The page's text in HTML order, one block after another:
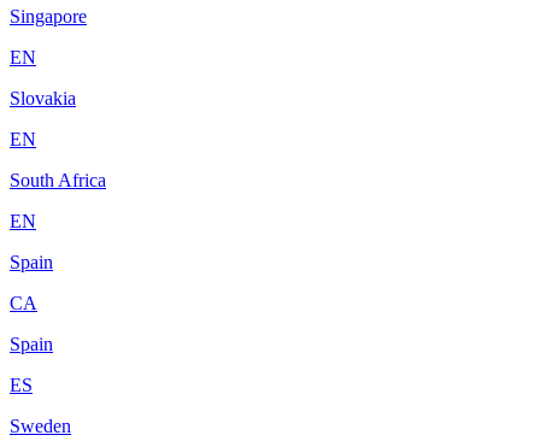
Singapore
EN
Slovakia
EN
South Africa
EN
Spain
CA
Spain
ES
Sweden